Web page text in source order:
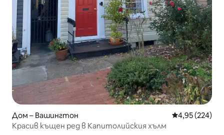
Дом – Вашингтон Средна
4,95 (224)
Красив къщен ред в Капитолийския хълм